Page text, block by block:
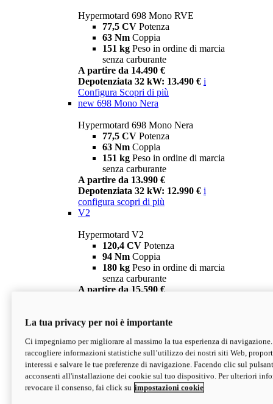
Hypermotard 698 Mono RVE
77,5 CV Potenza
63 Nm Coppia
151 kg Peso in ordine di marcia
senza carburante
A partire da 14.490 €
Depotenziata 32 kW: 13.490 € i
Configura Scopri di più
new 698 Mono Nera
Hypermotard 698 Mono Nera
77,5 CV Potenza
63 Nm Coppia
151 kg Peso in ordine di marcia
senza carburante
A partire da 13.990 €
Depotenziata 32 kW: 12.990 € i
configura scopri di più
V2
Hypermotard V2
120,4 CV Potenza
94 Nm Coppia
180 kg Peso in ordine di marcia
senza carburante
A partire da 15.590 €
V2 SP
Hypermotard V2 SP
120,4 CVPotenza
94 NmCoppia
177 kgPeso in ordine di marcia
senza carburante
La tua privacy per noi è importante
Ci impegniamo per migliorare al massimo la tua esperienza di
raccogliere informazioni statistiche sull’utilizzo dei nostri siti Web,
interessi e salvare le tue preferenze di navigazione. Facendo clic sul
acconsenti all'installazione dei cookie sul tuo dispositivo. Per ulteriori
revocare il consenso, fai click su impostazioni cookie